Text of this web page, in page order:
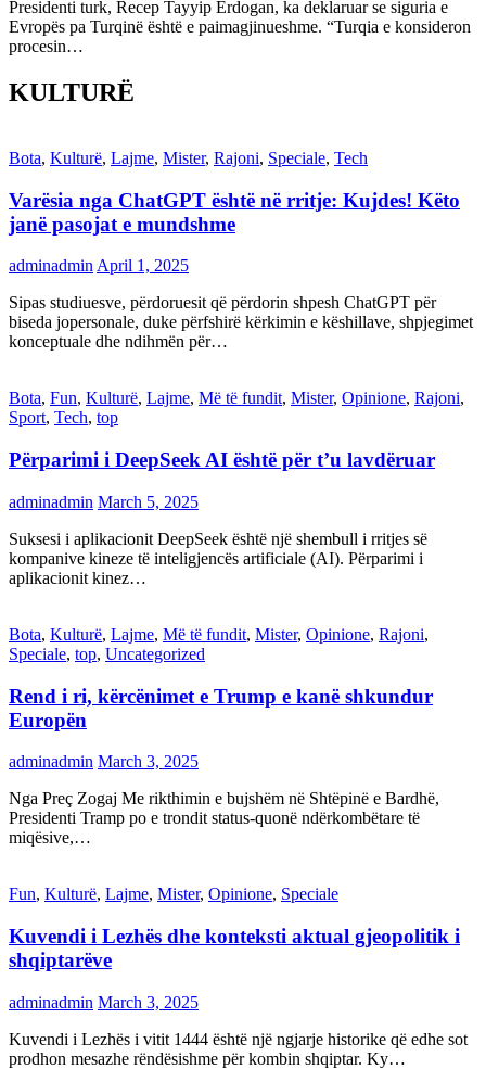
Presidenti turk, Recep Tayyip Erdogan, ka deklaruar se siguria e
Evropës pa Turqinë është e paimagjinueshme. “Turqia e konsideron
procesin…
KULTURË
Bota, Kulturë, Lajme, Mister, Rajoni, Speciale, Tech
Varësia nga ChatGPT është në rritje: Kujdes! Këto
janë pasojat e mundshme
adminadmin April 1, 2025
Sipas studiuesve, përdoruesit që përdorin shpesh ChatGPT për
biseda jopersonale, duke përfshirë kërkimin e këshillave, shpjegimet
konceptuale dhe ndihmën për…
Bota, Fun, Kulturë, Lajme, Më të fundit, Mister, Opinione, Rajoni,
Sport, Tech, top
Përparimi i DeepSeek AI është për t’u lavdëruar
adminadmin March 5, 2025
Suksesi i aplikacionit DeepSeek është një shembull i rritjes së
kompanive kineze të inteligjencës artificiale (AI). Përparimi i
aplikacionit kinez…
Bota, Kulturë, Lajme, Më të fundit, Mister, Opinione, Rajoni,
Speciale, top, Uncategorized
Rend i ri, kërcënimet e Trump e kanë shkundur
Europën
adminadmin March 3, 2025
Nga Preç Zogaj Me rikthimin e bujshëm në Shtëpinë e Bardhë,
Presidenti Tramp po e trondit status-quonë ndërkombëtare të
miqësive,…
Fun, Kulturë, Lajme, Mister, Opinione, Speciale
Kuvendi i Lezhës dhe konteksti aktual gjeopolitik i
shqiptarëve
adminadmin March 3, 2025
Kuvendi i Lezhës i vitit 1444 është një ngjarje historike që edhe sot
prodhon mesazhe rëndësishme për kombin shqiptar. Ky…